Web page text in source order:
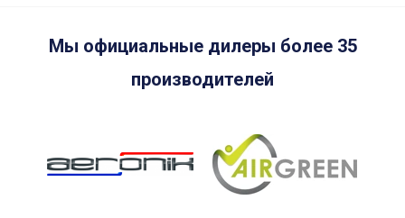
Мы официальные дилеры более 35
производителей